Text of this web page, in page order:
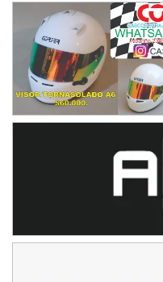
Humboldt (Santa Fe)
NORESTE SANTAFESINO - F6
Ciudad de Avellaneda (Asfalto)
Avellaneda (Santa Fe)
SUR SANTAFESINO - F4
José Samuel Sánchez (Tierra)